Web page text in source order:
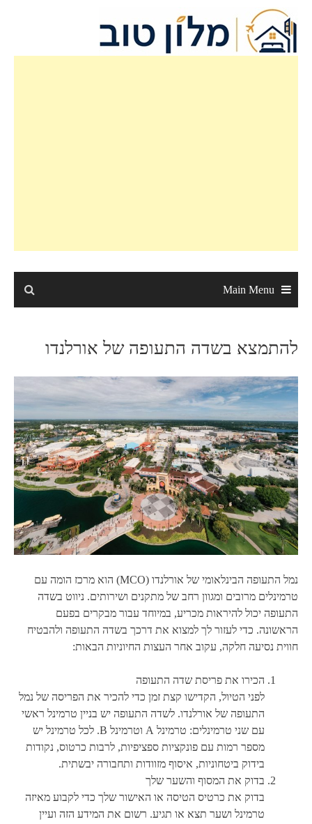
content
Main Menu
להתמצא בשדה התעופה של אורלנדו
נמל התעופה הבינלאומי של אורלנדו (MCO) הוא מרכז הומה עם
טרמינלים מרובים ומגוון רחב של מתקנים ושירותים. ניווט בשדה
התעופה יכול להיראות מכריע, במיוחד עבור מבקרים בפעם
הראשונה. כדי לעזור לך למצוא את דרכך בשדה התעופה ולהבטיח
חווית נסיעה חלקה, עקוב אחר העצות החיוניות הבאות:
הכירו את פריסת שדה התעופה
לפני הטיול, הקדישו קצת זמן כדי להכיר את הפריסה של נמל
התעופה של אורלנדו. לשדה התעופה יש בניין טרמינל ראשי
עם שני טרמינלים: טרמינל A וטרמינל B. לכל טרמינל יש
מספר רמות עם פונקציות ספציפיות, לרבות כרטוס, נקודות
בידוק ביטחוניות, איסוף מזוודות ותחבורה יבשתית.
בדוק את המסוף והשער שלך
בדוק את כרטיס הטיסה או האישור שלך כדי לקבוע מאיזה
טרמינל ושער תצא או תגיע. רשום את המידע הזה ועיין